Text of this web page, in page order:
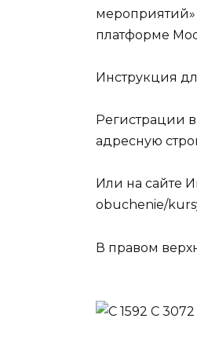
платформе
Инструкция
Регистрации
адресную
Или на сайте
obuchenie/
В правом